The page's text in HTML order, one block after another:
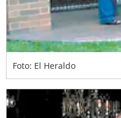
Foto: El Heraldo